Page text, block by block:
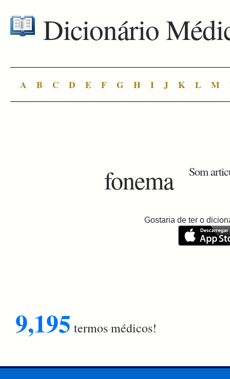
Dicionário
A B C D E F G H I J K L M
fonema Som
Gostaria de ter o
9,195 termos médicos!